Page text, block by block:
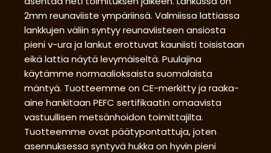
2mm reunaviiste ympäriinsä. Valmiissa lattiassa
lankkujen väliin syntyy reunaviisteen ansiosta
pieni v-ura ja lankut erottuvat kauniisti toisistaan
eikä lattia näytä levymäiseltä. Puulajina
käytämme normaalioksaista suomalaista
mäntyä. Tuotteemme on CE-merkitty ja raaka-
aine hankitaan PEFC sertifikaatin omaavista
vastuullisen metsänhoidon toimittajilta.
Tuotteemme ovat päätypontattuja, joten
asennuksessa syntyvä hukka on hyvin pieni